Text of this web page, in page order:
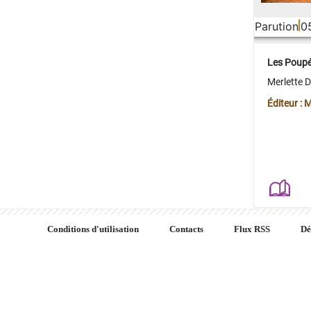
Parution
Les
Merlette
Éditeur :
Conditions d'utilisation Contacts Flux RSS